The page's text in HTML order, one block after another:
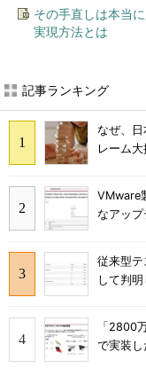
その手直しは本当
実現方法とは
記事ランキング
なぜ、
レーム
VMware
なアッ
従来型
して判
「2800
で実装